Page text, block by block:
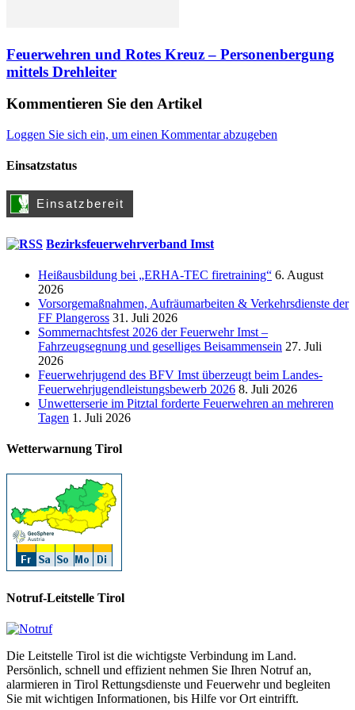
Feuerwehren und Rotes Kreuz – Personenbergung
mittels Drehleiter
Kommentieren Sie den Artikel
Loggen Sie sich ein, um einen Kommentar abzugeben
Einsatzstatus
Bezirksfeuerwehrverband Imst
Heißausbildung bei „ERHA-TEC firetraining“ 6. August
2026
Vorsorgemaßnahmen, Aufräumarbeiten & Verkehrsdienste der
FF Plangeross 31. Juli 2026
Sommernachtsfest 2026 der Feuerwehr Imst –
Fahrzeugsegnung und geselliges Beisammensein 27. Juli
2026
Feuerwehrjugend des BFV Imst überzeugt beim Landes-
Feuerwehrjugendleistungsbewerb 2026 8. Juli 2026
Unwetterserie im Pitztal forderte Feuerwehren an mehreren
Tagen 1. Juli 2026
Wetterwarnung Tirol
Notruf-Leitstelle Tirol
Die Leitstelle Tirol ist die wichtigste Verbindung im Land.
Persönlich, schnell und effizient nehmen Sie Ihren Notruf an,
alarmieren in Tirol Rettungsdienste und Feuerwehr und begleiten
Sie mit wichtigen Informationen, bis Hilfe vor Ort eintrifft.